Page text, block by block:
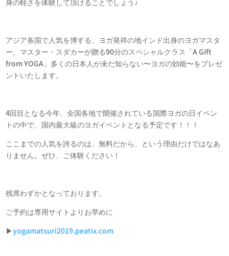
身の軽さを体験して頂けることでしょう♪
アジア各国で人気を博する、ヨガ発祥の地インド出身のヨガマスタ
ー、マスター・スダカーが贈る90分のスペシャルクラス「A Gift
from YOGA」多くの日本人が未だ知らない〜ヨガの効能〜をプレゼ
ントいたします。
4回目となる今年、全国各地で開催されている国際ヨガの日イベン
トの中で、国内最大級のヨガイベントとなる予定です！！！
ここまでの人気を誇るのは、無料だから、という理由だけではなあ
りません。ぜひ、ご体験ください！
残席わずかとなっております。
ご予約は専用サイトよりお早めに
▶︎yogamatsuri2019.peatix.com